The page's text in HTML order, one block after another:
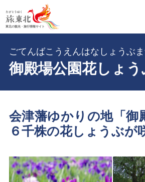
御殿場公園花しょう
ごてんばこうえんはなしょうぶま
会津藩ゆかりの地「御
６千株の花しょうぶが